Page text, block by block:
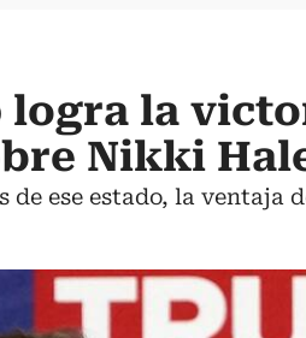
la
Nikki
de ese estado, la ventaja